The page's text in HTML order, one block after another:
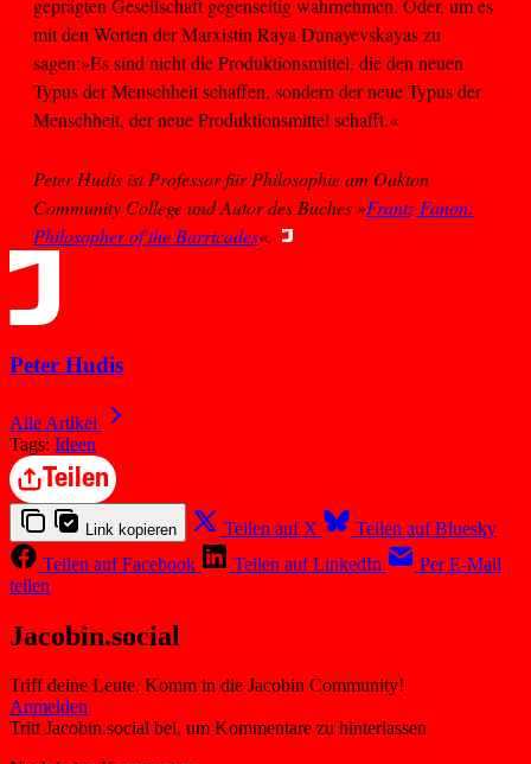
mit den Worten der Marxistin Raya Dunayevskayas zu
sagen:»Es sind nicht die Produktionsmittel, die den neuen
Typus der Menschheit schaffen, sondern der neue Typus der
Menschheit, der neue Produktionsmittel schafft.«
Peter Hudis ist Professor für Philosophie am Oakton
Community College und Autor des Buches »Frantz Fanon:
Philosopher of the Barricades«.
Peter Hudis
Alle Artikel
Tags: Ideen
Teilen
Link kopieren Teilen auf X
Teilen auf Bluesky
Teilen auf Facebook
Teilen auf LinkedIn
Per E-Mail
teilen
Jacobin.social
Triff deine Leute. Komm in die Jacobin Community!